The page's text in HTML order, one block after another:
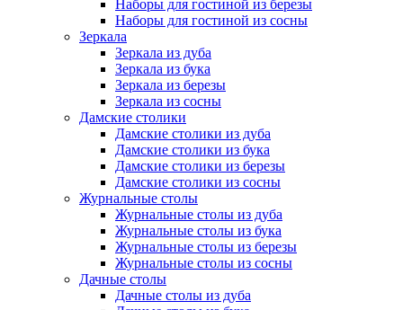
Наборы для гостиной из березы
Наборы для гостиной из сосны
Зеркала
Зеркала из дуба
Зеркала из бука
Зеркала из березы
Зеркала из сосны
Дамские столики
Дамские столики из дуба
Дамские столики из бука
Дамские столики из березы
Дамские столики из сосны
Журнальные столы
Журнальные столы из дуба
Журнальные столы из бука
Журнальные столы из березы
Журнальные столы из сосны
Дачные столы
Дачные столы из дуба